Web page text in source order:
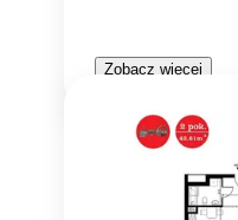
Zobacz więcej